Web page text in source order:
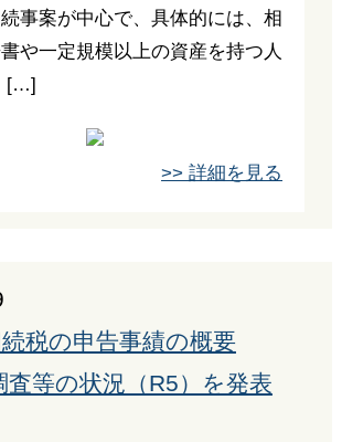
事案が中心で、具体的には、相
や一定規模以上の資産を持つ人
[…]
>> 詳細を見る
税の申告事績の概要
査等の状況（R5）を発表